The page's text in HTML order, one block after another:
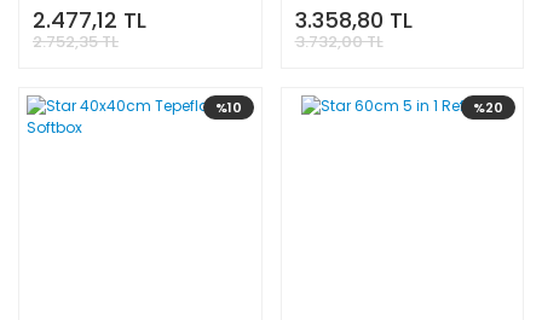
2.477,12 TL
2.752,35 TL
3.358,80 TL
3.732,00 TL
%10 %20